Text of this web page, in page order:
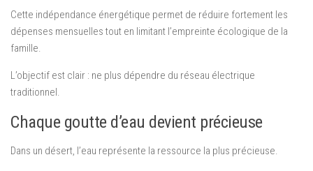
Cette indépendance énergétique permet de réduire fortement les
dépenses mensuelles tout en limitant l’empreinte écologique de la
famille.
L’objectif est clair : ne plus dépendre du réseau électrique
traditionnel.
Chaque goutte d’eau devient précieuse
Dans un désert, l’eau représente la ressource la plus précieuse.